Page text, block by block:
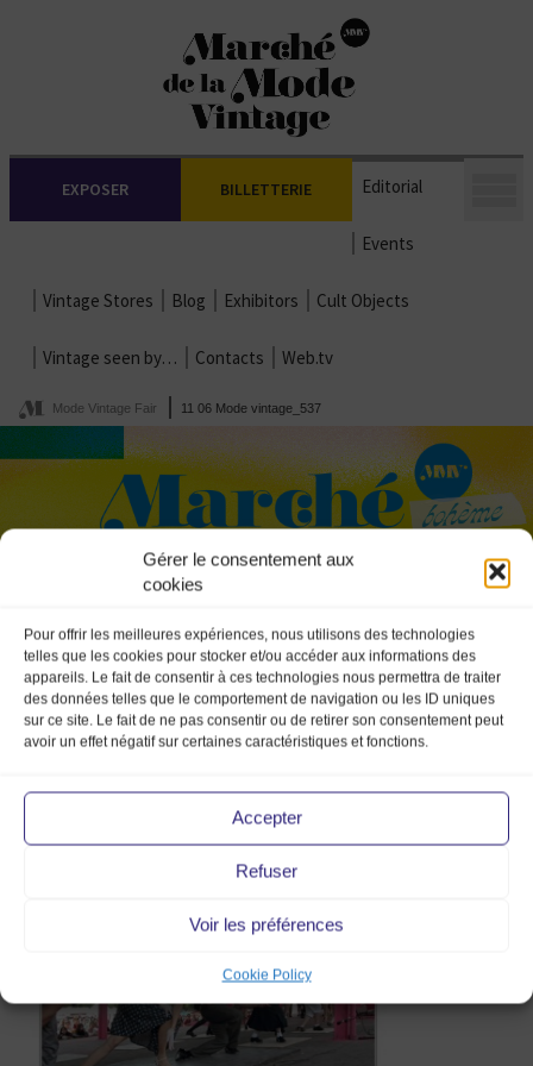
Gérer le consentement aux
cookies
Pour offrir les meilleures expériences, nous utilisons des technologies
telles que les cookies pour stocker et/ou accéder aux informations des
appareils. Le fait de consentir à ces technologies nous permettra de traiter
des données telles que le comportement de navigation ou les ID uniques
sur ce site. Le fait de ne pas consentir ou de retirer son consentement peut
avoir un effet négatif sur certaines caractéristiques et fonctions.
Accepter
Refuser
Voir les préférences
Cookie Policy
EXPOSER BILLETTERIE Editorial
Events
Vintage Stores Blog Exhibitors Cult Objects
Vintage seen by… Contacts Web.tv
Mode Vintage Fair 11 06 Mode vintage_537
11 06 Mode